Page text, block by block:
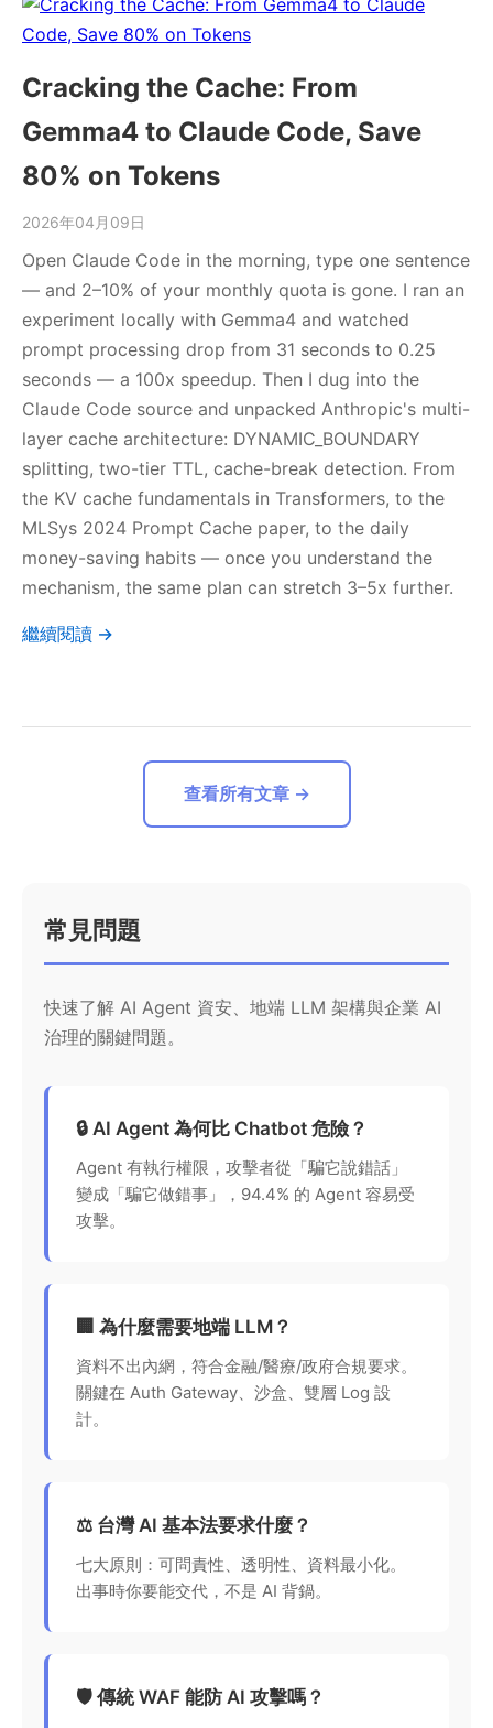
Cracking the Cache: From
Gemma4 to Claude Code, Save
80% on Tokens
2026年04月09日
Open Claude Code in the morning, type one sentence
— and 2–10% of your monthly quota is gone. I ran an
experiment locally with Gemma4 and watched
prompt processing drop from 31 seconds to 0.25
seconds — a 100x speedup. Then I dug into the
Claude Code source and unpacked Anthropic's multi-
layer cache architecture: DYNAMIC_BOUNDARY
splitting, two-tier TTL, cache-break detection. From
the KV cache fundamentals in Transformers, to the
MLSys 2024 Prompt Cache paper, to the daily
money-saving habits — once you understand the
mechanism, the same plan can stretch 3–5x further.
繼續閱讀 →
查看所有文章 →
常見問題
快速了解 AI Agent 資安、地端 LLM 架構與企業 AI
治理的關鍵問題。
🔒 AI Agent 為何比 Chatbot 危險？
Agent 有執行權限，攻擊者從「騙它說錯話」
變成「騙它做錯事」，94.4% 的 Agent 容易受
攻擊。
🏢 為什麼需要地端 LLM？
資料不出內網，符合金融/醫療/政府合規要求。
關鍵在 Auth Gateway、沙盒、雙層 Log 設
計。
⚖️ 台灣 AI 基本法要求什麼？
七大原則：可問責性、透明性、資料最小化。
出事時你要能交代，不是 AI 背鍋。
🛡️ 傳統 WAF 能防 AI 攻擊嗎？